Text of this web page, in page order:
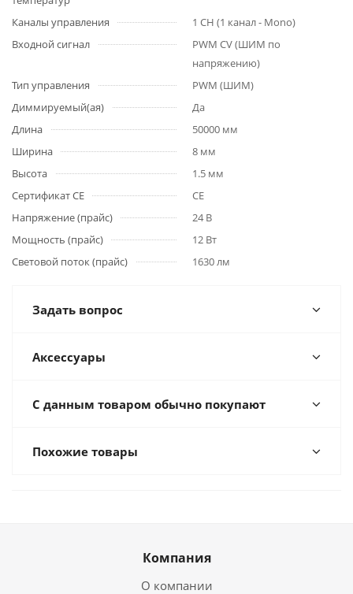
Каналы управления
1 CH (1 канал - Mono)
Входной сигнал
PWM СV (ШИМ по
напряжению)
Тип управления
PWM (ШИМ)
Диммируемый(ая)
Да
Длина
50000 мм
Ширина
8 мм
Высота
1.5 мм
Сертификат CE
CE
Напряжение (прайс)
24 В
Мощность (прайс)
12 Вт
Световой поток (прайс)
1630 лм
Задать вопрос
Аксессуары
С данным товаром обычно покупают
Похожие товары
Компания
О компании